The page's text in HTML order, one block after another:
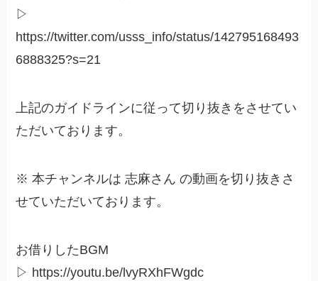
▷
https://twitter.com/usss_info/status/142795168493
6888325?s=21
上記のガイドラインに従って切り抜きをさせてい
ただいております。
※ 本チャンネルは 志麻さん の動画を切り抜きさ
せていただいております。
お借りしたBGM
▷ https://youtu.be/lvyRXhFWgdc